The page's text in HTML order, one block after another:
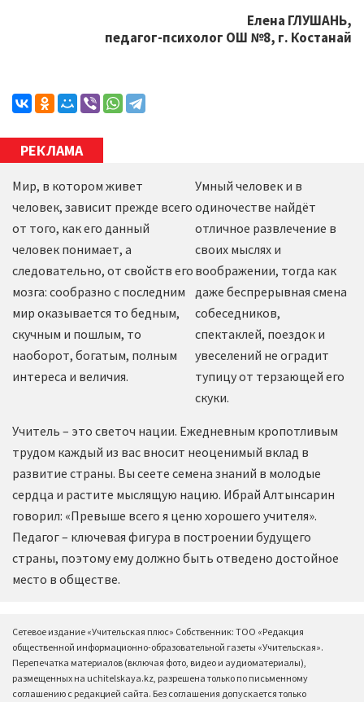
Елена ГЛУШАНЬ,
педагог-психолог ОШ №8, г. Костанай
РЕКЛАМА
Мир, в котором живет
человек, зависит прежде всего
от того, как его данный
человек понимает, а
следовательно, от свойств его
мозга: сообразно с последним
мир оказывается то бедным,
скучным и пошлым, то
наоборот, богатым, полным
интереса и величия.
Умный человек и в
одиночестве найдёт
отличное развлечение в
своих мыслях и
воображении, тогда как
даже беспрерывная смена
собеседников,
спектаклей, поездок и
увеселений не оградит
тупицу от терзающей его
скуки.
Учитель – это светоч нации. Ежедневным кропотливым
трудом каждый из вас вносит неоценимый вклад в
развитие страны. Вы сеете семена знаний в молодые
сердца и растите мыслящую нацию. Ибрай Алтынсарин
говорил: «Превыше всего я ценю хорошего учителя».
Педагог – ключевая фигура в построении будущего
страны, поэтому ему должно быть отведено достойное
место в обществе.
Сетевое издание «Учительская плюс» Собственник: ТОО «Редакция
общественной информационно-образовательной газеты «Учительская».
Перепечатка материалов (включая фото, видео и аудиоматериалы),
размещенных на uchitelskaya.kz, разрешена только по письменному
соглашению с редакцией сайта. Без соглашения допускается только